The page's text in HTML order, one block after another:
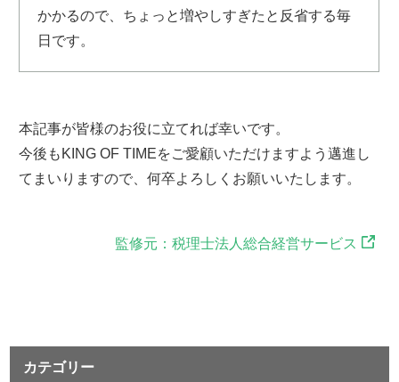
かかるので、ちょっと増やしすぎたと反省する毎
日です。
本記事が皆様のお役に立てれば幸いです。
今後もKING OF TIMEをご愛顧いただけますよう邁進し
てまいりますので、何卒よろしくお願いいたします。
監修元：税理士法人総合経営サービス
カテゴリー